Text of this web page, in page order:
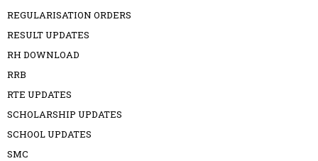
REGULARISATION ORDERS
RESULT UPDATES
RH DOWNLOAD
RRB
RTE UPDATES
SCHOLARSHIP UPDATES
SCHOOL UPDATES
SMC